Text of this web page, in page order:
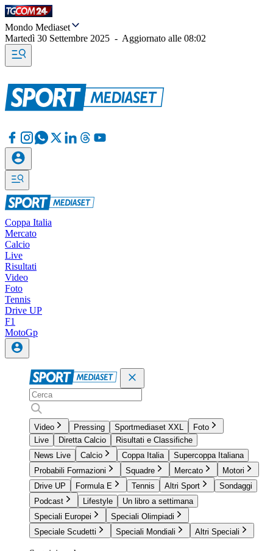
Mondo Mediaset
Martedì 30 Settembre 2025 - Aggiornato alle 08:02
Coppa Italia
Mercato
Calcio
Live
Risultati
Video
Foto
Tennis
Drive UP
F1
MotoGp
Video Pressing Sportmediaset XXL
Foto
Live
Diretta Calcio
Risultati e Classifiche
News Live
Calcio Coppa Italia
Supercoppa Italiana
Probabili Formazioni
Squadre Mercato
Motori
Drive UP
Formula E Tennis Altri Sport
Sondaggi
Podcast
Lifestyle
Un libro a settimana
Speciali Europei
Speciali Olimpiadi
Speciale Scudetti
Speciali Mondiali Altri Speciali